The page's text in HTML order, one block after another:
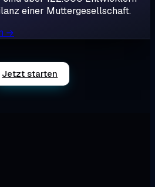
einer Muttergesellschaft.
→
Jetzt starten